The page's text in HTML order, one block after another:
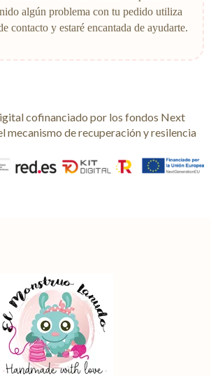
algún problema con tu pedido utiliza
contacto y estaré encantada de ayudarte.
cofinanciado por los fondos Next
mecanismo de recuperación y resilencia